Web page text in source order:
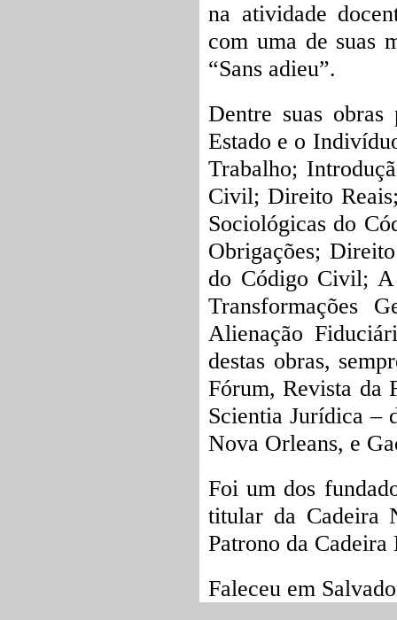
na atividade
com uma de suas
“Sans adieu”.
Dentre suas
Estado e o
Trabalho;
Civil; Direito
Sociológicas do
Obrigações;
do Código Civil;
Transformações
Alienação
destas obras,
Fórum, Revista da
Scientia Jurídica –
Nova Orleans, e
Foi um dos
titular da Cadeira
Patrono da Cadeira
Faleceu em